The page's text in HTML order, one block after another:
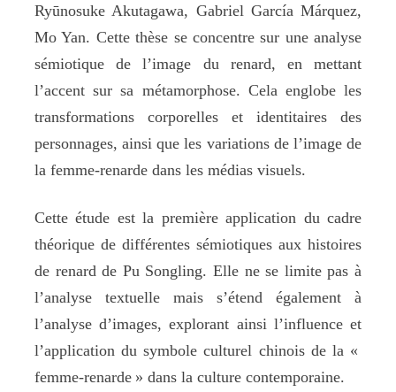
Ryūnosuke Akutagawa, Gabriel García Márquez,
Mo Yan. Cette thèse se concentre sur une analyse
sémiotique de l’image du renard, en mettant
l’accent sur sa métamorphose. Cela englobe les
transformations corporelles et identitaires des
personnages, ainsi que les variations de l’image de
la femme-renarde dans les médias visuels.
Cette étude est la première application du cadre
théorique de différentes sémiotiques aux histoires
de renard de Pu Songling. Elle ne se limite pas à
l’analyse textuelle mais s’étend également à
l’analyse d’images, explorant ainsi l’influence et
l’application du symbole culturel chinois de la «
femme-renarde » dans la culture contemporaine.